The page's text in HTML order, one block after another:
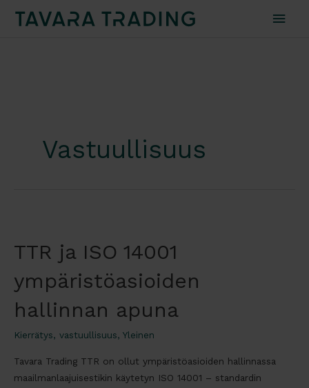
Vastuullisuus
TTR ja ISO 14001
ympäristöasioiden
hallinnan apuna
Kierrätys, vastuullisuus, Yleinen
Tavara Trading TTR on ollut ympäristöasioiden hallinnassa
maailmanlaajuisestikin käytetyn ISO 14001 – standardin